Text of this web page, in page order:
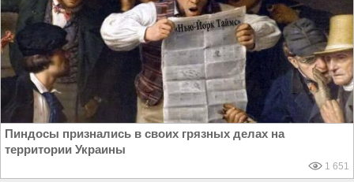
Пиндосы признались в своих грязных делах на
территории Украины
1 651